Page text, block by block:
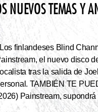
NUEVOS TEMAS Y
finlandeses Blind
el nuevo disco
tras la salida de
TAMBIÉN TE
Painstream,